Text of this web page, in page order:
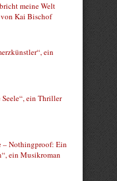
meine Welt
von Kai Bischof
ein
ein Thriller
– Nothingproof: Ein
ein Musikroman